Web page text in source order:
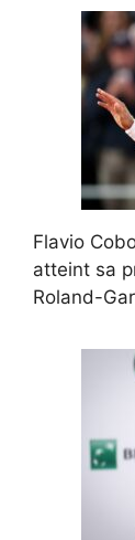
Flavio
atteint sa
Roland-